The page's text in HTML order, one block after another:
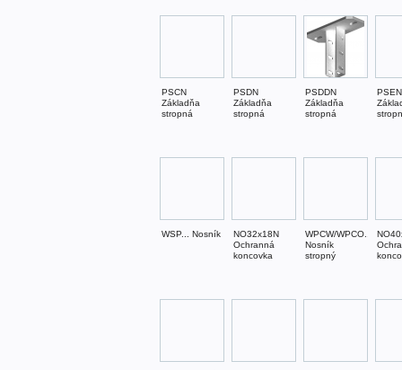
PSCN
Základňa
stropná
PSDN
Základňa
stropná
PSDDN
Základňa
stropná
PSEN
WSP... Nosník
NO32x18N
Ochranná
koncovka
WPCW/WPCO...
Nosník
stropný